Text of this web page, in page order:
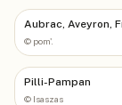
Aubrac, Aveyron,
© pom'.
Pilli-Pampan
© Isaszas